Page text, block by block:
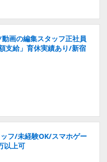
画の編集スタッフ正社員
支給」育休実績あり/新宿
フ/未経験OK/スマホゲー
以上可